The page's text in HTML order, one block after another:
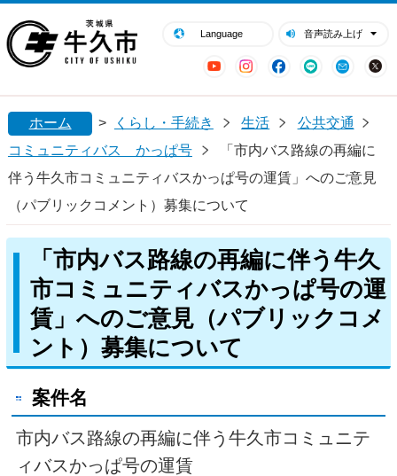
Language 音声読み上げ
YouTubeInstagram
Facebook
LINE Mail
閉じる
ホーム > くらし・手続き 生活
公共交通
コミュニティバス かっぱ号
「市内バス路線の再編に
伴う牛久市コミュニティバスかっぱ号の運賃」へのご意見
（パブリックコメント）募集について
「市内バス路線の再編に伴う牛久
市コミュニティバスかっぱ号の運
賃」へのご意見（パブリックコメ
ント）募集について
案件名
市内バス路線の再編に伴う牛久市コミュニテ
ィバスかっぱ号の運賃